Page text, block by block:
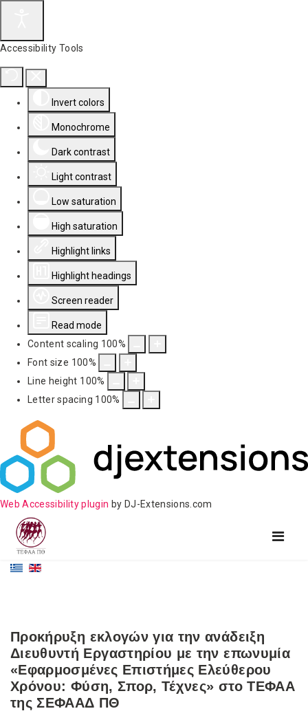
Accessibility Tools
Invert colors
Monochrome
Dark contrast
Light contrast
Low saturation
High saturation
Highlight links
Highlight headings
Screen reader
Read mode
Content scaling 100%
Font size 100%
Line height 100%
Letter spacing 100%
Web Accessibility plugin by DJ-Extensions.com
Προκήρυξη εκλογών για την ανάδειξη
Διευθυντή Εργαστηρίου με την επωνυμία
«Εφαρμοσμένες Επιστήμες Ελεύθερου
Χρόνου: Φύση, Σπορ, Τέχνες» στο ΤΕΦΑΑ
της ΣΕΦΑΑΔ ΠΘ